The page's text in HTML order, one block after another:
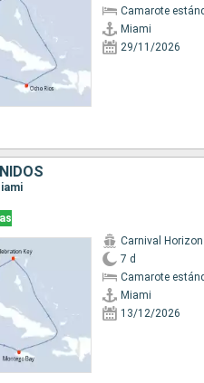
Camarote
Miami
29/11/2026
Carnival Horizon
7 d
Camarote
Miami
13/12/2026